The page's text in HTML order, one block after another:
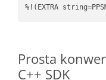
%!(EXTRA
Prosta
C++ SDK